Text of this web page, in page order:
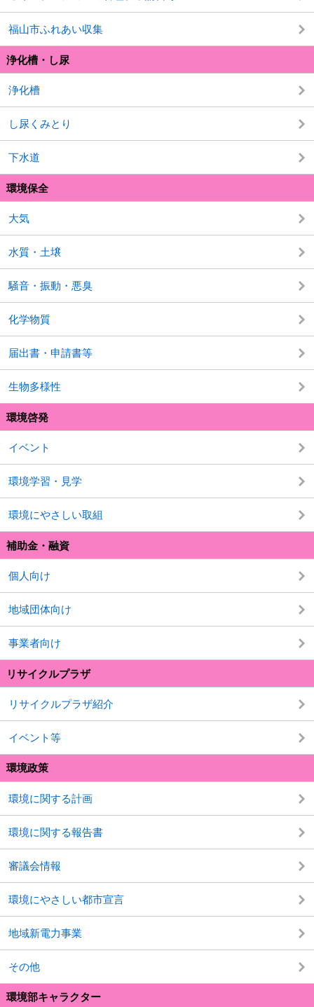
福山市ふれあい収集
浄化槽・し尿
浄化槽
し尿くみとり
下水道
環境保全
大気
水質・土壌
騒音・振動・悪臭
化学物質
届出書・申請書等
生物多様性
環境啓発
イベント
環境学習・見学
環境にやさしい取組
補助金・融資
個人向け
地域団体向け
事業者向け
リサイクルプラザ
リサイクルプラザ紹介
イベント等
環境政策
環境に関する計画
環境に関する報告書
審議会情報
環境にやさしい都市宣言
地域新電力事業
その他
環境部キャラクター